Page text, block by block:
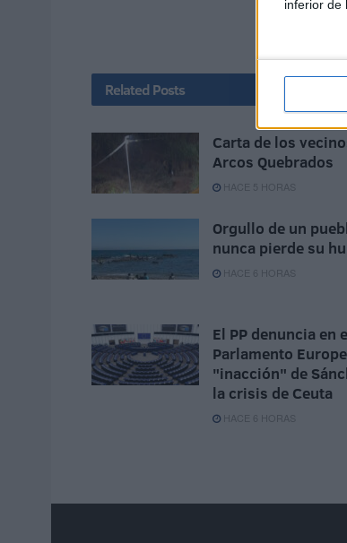
inferior de
Related Posts
Carta de los
Arcos Quebrados
HACE 5 HORAS
Orgullo de un
nunca pierde su
HACE 6 HORAS
El PP denuncia en
Parlamento
"inacción" de
la crisis de Ceuta
HACE 6 HORAS